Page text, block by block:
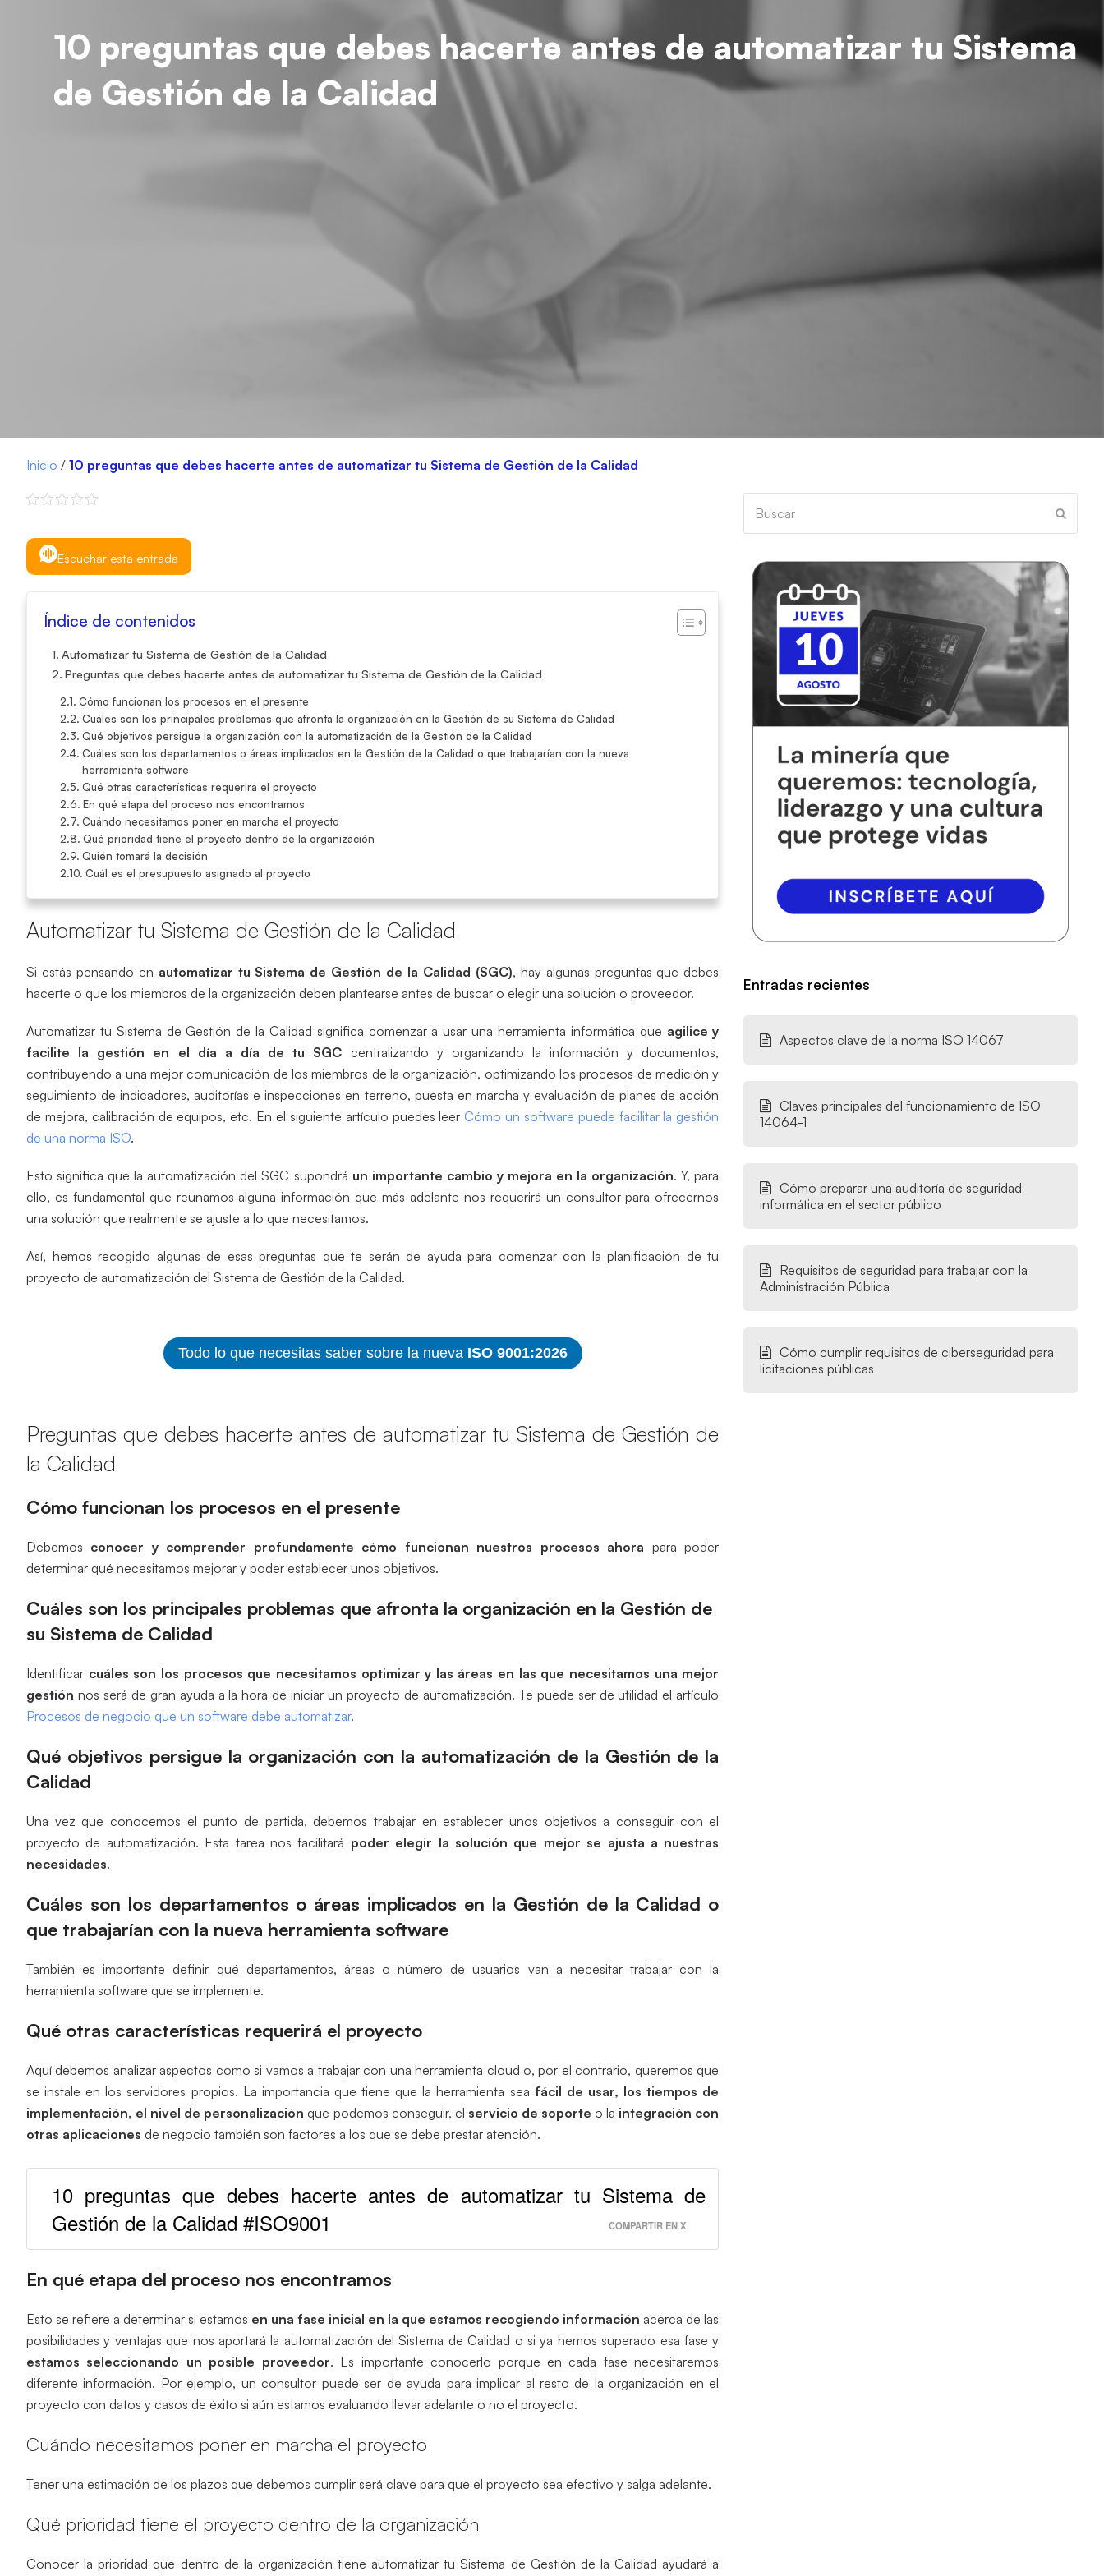
10 preguntas que debes hacerte antes de automatizar tu Sistema
de Gestión de la Calidad
Inicio / 10 preguntas que debes hacerte antes de automatizar tu Sistema de Gestión de la Calidad
Escuchar esta entrada
Índice de contenidos
Automatizar tu Sistema de Gestión de la Calidad
Preguntas que debes hacerte antes de automatizar tu Sistema de Gestión de la Calidad
Cómo funcionan los procesos en el presente
Cuáles son los principales problemas que afronta la organización en la Gestión de su Sistema de Calidad
Qué objetivos persigue la organización con la automatización de la Gestión de la Calidad
Cuáles son los departamentos o áreas implicados en la Gestión de la Calidad o que trabajarían con la nueva
herramienta software
Qué otras características requerirá el proyecto
En qué etapa del proceso nos encontramos
Cuándo necesitamos poner en marcha el proyecto
Qué prioridad tiene el proyecto dentro de la organización
Quién tomará la decisión
Cuál es el presupuesto asignado al proyecto
Automatizar tu Sistema de Gestión de la Calidad
Si estás pensando en automatizar tu Sistema de Gestión de la Calidad (SGC), hay algunas preguntas que debes
hacerte o que los miembros de la organización deben plantearse antes de buscar o elegir una solución o proveedor.
Automatizar tu Sistema de Gestión de la Calidad significa comenzar a usar una herramienta informática que agilice y
facilite la gestión en el día a día de tu SGC centralizando y organizando la información y documentos,
contribuyendo a una mejor comunicación de los miembros de la organización, optimizando los procesos de medición y
seguimiento de indicadores, auditorías e inspecciones en terreno, puesta en marcha y evaluación de planes de acción
de mejora, calibración de equipos, etc. En el siguiente artículo puedes leer Cómo un software puede facilitar la gestión
de una norma ISO.
Esto significa que la automatización del SGC supondrá un importante cambio y mejora en la organización. Y, para
ello, es fundamental que reunamos alguna información que más adelante nos requerirá un consultor para ofrecernos
una solución que realmente se ajuste a lo que necesitamos.
Así, hemos recogido algunas de esas preguntas que te serán de ayuda para comenzar con la planificación de tu
proyecto de automatización del Sistema de Gestión de la Calidad.
Todo lo que necesitas saber sobre la nueva ISO 9001:2026
Preguntas que debes hacerte antes de automatizar tu Sistema de Gestión de
la Calidad
Cómo funcionan los procesos en el presente
Debemos conocer y comprender profundamente cómo funcionan nuestros procesos ahora para poder
determinar qué necesitamos mejorar y poder establecer unos objetivos.
Cuáles son los principales problemas que afronta la organización en la Gestión de
su Sistema de Calidad
Identificar cuáles son los procesos que necesitamos optimizar y las áreas en las que necesitamos una mejor
gestión nos será de gran ayuda a la hora de iniciar un proyecto de automatización. Te puede ser de utilidad el artículo
Procesos de negocio que un software debe automatizar.
Qué objetivos persigue la organización con la automatización de la Gestión de la
Calidad
Una vez que conocemos el punto de partida, debemos trabajar en establecer unos objetivos a conseguir con el
proyecto de automatización. Esta tarea nos facilitará poder elegir la solución que mejor se ajusta a nuestras
necesidades.
Cuáles son los departamentos o áreas implicados en la Gestión de la Calidad o
que trabajarían con la nueva herramienta software
También es importante definir qué departamentos, áreas o número de usuarios van a necesitar trabajar con la
herramienta software que se implemente.
Qué otras características requerirá el proyecto
Aquí debemos analizar aspectos como si vamos a trabajar con una herramienta cloud o, por el contrario, queremos que
se instale en los servidores propios. La importancia que tiene que la herramienta sea fácil de usar, los tiempos de
implementación, el nivel de personalización que podemos conseguir, el servicio de soporte o la integración con
otras aplicaciones de negocio también son factores a los que se debe prestar atención.
10 preguntas que debes hacerte antes de automatizar tu Sistema de
Gestión de la Calidad #ISO9001
COMPARTIR EN X
En qué etapa del proceso nos encontramos
Esto se refiere a determinar si estamos en una fase inicial en la que estamos recogiendo información acerca de las
posibilidades y ventajas que nos aportará la automatización del Sistema de Calidad o si ya hemos superado esa fase y
estamos seleccionando un posible proveedor. Es importante conocerlo porque en cada fase necesitaremos
diferente información. Por ejemplo, un consultor puede ser de ayuda para implicar al resto de la organización en el
proyecto con datos y casos de éxito si aún estamos evaluando llevar adelante o no el proyecto.
Cuándo necesitamos poner en marcha el proyecto
Tener una estimación de los plazos que debemos cumplir será clave para que el proyecto sea efectivo y salga adelante.
Qué prioridad tiene el proyecto dentro de la organización
Conocer la prioridad que dentro de la organización tiene automatizar tu Sistema de Gestión de la Calidad ayudará a
Entradas recientes
Aspectos clave de la norma ISO 14067
Claves principales del funcionamiento de ISO
14064-1
Cómo preparar una auditoría de seguridad
informática en el sector público
Requisitos de seguridad para trabajar con la
Administración Pública
Cómo cumplir requisitos de ciberseguridad para
licitaciones públicas